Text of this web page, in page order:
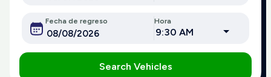
Fecha de regreso Hora
9:30 AM
Search Vehicles